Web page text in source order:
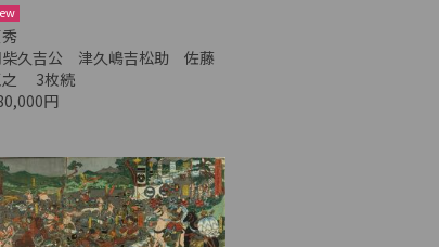
柴久吉公 津久嶋吉松助 佐藤
之 3枚続
円